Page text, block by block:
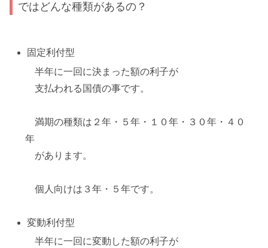
ではどんな種類があるの？
固定利付型
半年に一回に決まった額の利子が
支払われる国債の事です。
満期の種類は２年・５年・１０年・３０年・４０
年
があります。
個人向けは３年・５年です。
変動利付型
半年に一回に変動した額の利子が